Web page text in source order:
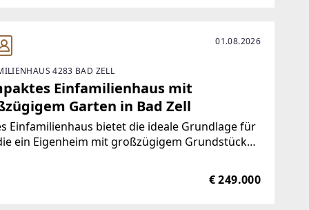
01.08.2026
4283 BAD ZELL
Einfamilienhaus mit
Garten in Bad Zell
Einfamilienhaus bietet die ideale Grundlage für
ein Eigenheim mit großzügigem Grundstück
sich, die Immobilie nach den eigenen€ 249.000